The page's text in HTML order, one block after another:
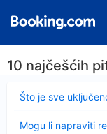
10 najčešćih
Što je sve
Sažeto
Mogu li napraviti